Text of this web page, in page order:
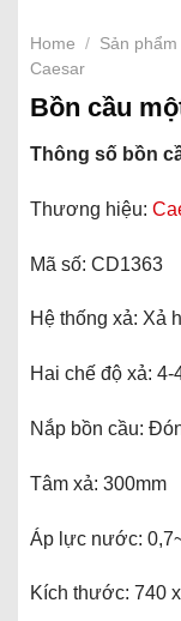
Home / Sản phẩm
Caesar
Bồn cầu
Thông số bồn
Thương hiệu:
Mã số: CD1363
Hệ thống xả: Xả
Hai chế độ xả: 4-
Nắp bồn cầu:
Tâm xả: 300mm
Áp lực nước:
Kích thước: 740